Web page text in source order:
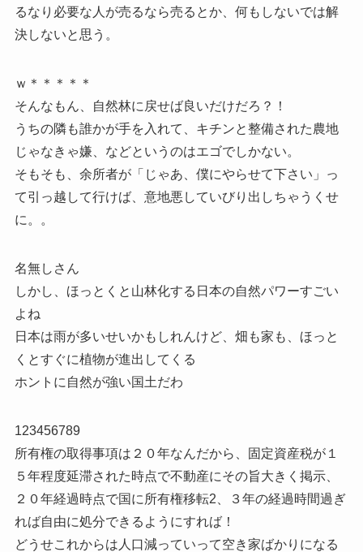
るなり必要な人が売るなら売るとか、何もしないでは解
決しないと思う。
ｗ＊＊＊＊＊
そんなもん、自然林に戻せば良いだけだろ？！
うちの隣も誰かが手を入れて、キチンと整備された農地
じゃなきゃ嫌、などというのはエゴでしかない。
そもそも、余所者が「じゃあ、僕にやらせて下さい」っ
て引っ越して行けば、意地悪していびり出しちゃうくせ
に。。
名無しさん
しかし、ほっとくと山林化する日本の自然パワーすごい
よね
日本は雨が多いせいかもしれんけど、畑も家も、ほっと
くとすぐに植物が進出してくる
ホントに自然が強い国土だわ
123456789
所有権の取得事項は２０年なんだから、固定資産税が１
５年程度延滞された時点で不動産にその旨大きく掲示、
２０年経過時点で国に所有権移転2、３年の経過時間過ぎ
れば自由に処分できるようにすれば！
どうせこれからは人口減っていって空き家ばかりになる